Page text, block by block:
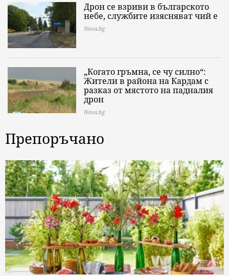
Дрон се взриви в българското
небе, службите изясняват чий е
Nova.bg
„Когато гръмна, се чу силно“:
Жители в района на Кардам с
разказ от мястото на падналия
дрон
Nova.bg
Препоръчано